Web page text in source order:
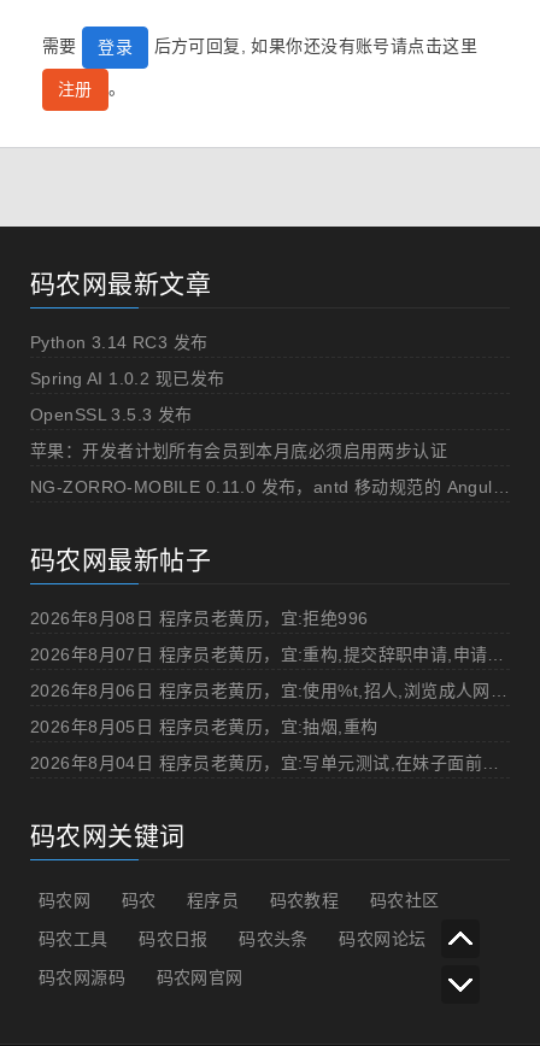
需要 登录 后方可回复, 如果你还没有账号请点击这里
注册 。
码农网最新文章
Python 3.14 RC3 发布
Spring AI 1.0.2 现已发布
OpenSSL 3.5.3 发布
苹果：开发者计划所有会员到本月底必须启用两步认证
码农网最新帖子
2026年8月08日 程序员老黄历，宜:拒绝996
2026年8月05日 程序员老黄历，宜:抽烟,重构
码农网关键词
码农网 码农 程序员 码农教程
码农社区
码农工具
码农日报 码农头条
码农网论坛
码农网源码
码农网官网